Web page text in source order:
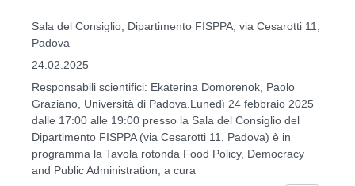
Sala del Consiglio, Dipartimento FISPPA, via Cesarotti 11,
Padova
24.02.2025
Responsabili scientifici: Ekaterina Domorenok, Paolo
Graziano, Università di Padova.Lunedì 24 febbraio 2025
dalle 17:00 alle 19:00 presso la Sala del Consiglio del
Dipartimento FISPPA (via Cesarotti 11, Padova) è in
programma la Tavola rotonda Food Policy, Democracy
and Public Administration, a cura